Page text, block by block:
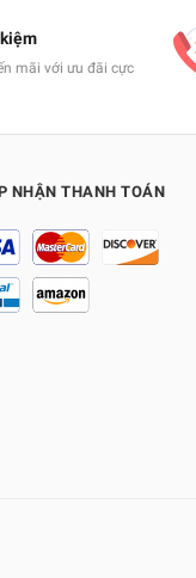
mãi với ưu đãi cực
NHẬN THANH TOÁN